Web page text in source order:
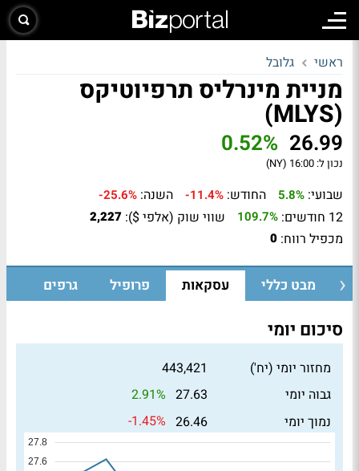
ראשי גלובל
מניית מינרליס תרפיוטיקס
(MLYS)
26.99
0.52%
נכון ל: 16:00 (NY)
שבועי: 5.8% החודש: -11.4% השנה: -25.6%
12 חודשים: 109.7% שווי שוק (אלפי $): 2,227
מכפיל רווח: 0
מבט כללי עסקאות פרופיל גרפים
סיכום יומי
מחזור יומי (יח')
443,421
גבוה יומי
27.63
2.91%
נמוך יומי
26.46
-1.45%